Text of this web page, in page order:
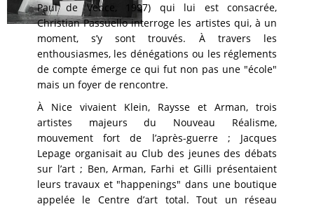
Paul de Vence, 1997) qui lui est consacrée,
Christian Passuello interroge les artistes qui, à un
moment, s’y sont trouvés. À travers les
enthousiasmes, les dénégations ou les réglements
de compte émerge ce qui fut non pas une "école"
mais un foyer de rencontre.
À Nice vivaient Klein, Raysse et Arman, trois
artistes majeurs du Nouveau Réalisme,
mouvement fort de l’après-guerre ; Jacques
Lepage organisait au Club des jeunes des débats
sur l’art ; Ben, Arman, Farhi et Gilli présentaient
leurs travaux et "happenings" dans une boutique
appelée le Centre d’art total. Tout un réseau